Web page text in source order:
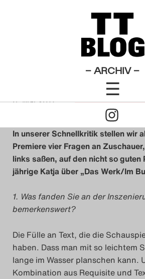
– ARCHIV –
☰
to
2009
Das
2010
Das
2011
Das
2012
Das
Das
2014
Das Werk / Im Bus / Ein Sturz
Seitenrang links
6. Mai 2011
In unserer Schnellkritik stellen wir
Premiere vier Fragen an
links saßen, auf den nicht so guten
jährige Katja über „Das Werk/Im
1. Was fanden Sie an der
bemerkenswert?
Die Fülle an Text, die die
haben. Dass man mit so leichtem
lange im Wasser planschen kann.
Kombination aus Requisite und